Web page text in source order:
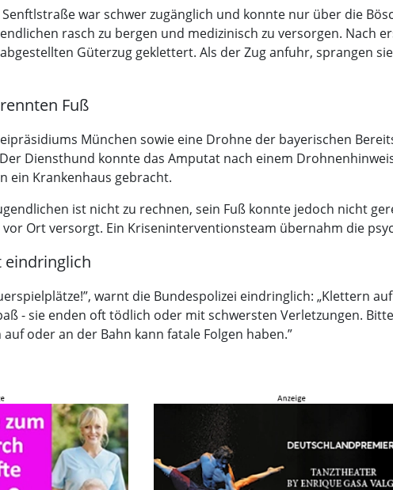
war schwer zugänglich und konnte nur über die
rasch zu bergen und medizinisch zu versorgen. Nach
Güterzug geklettert. Als der Zug anfuhr, sprangen
Fuß
München sowie eine Drohne der bayerischen
Diensthund konnte das Amputat nach einem
ein Krankenhaus gebracht.
ist nicht zu rechnen, sein Fuß konnte jedoch nicht
Ort versorgt. Ein Kriseninterventionsteam übernahm die
eindringlich
warnt die Bundespolizei eindringlich: „Klettern
- sie enden oft tödlich oder mit schwersten Verletzungen.
auf oder an der Bahn kann fatale Folgen haben.”